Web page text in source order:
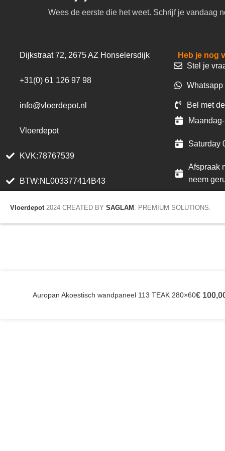
Wees de eerste die het weet. Schrijf je vandaag
Dijkstraat 72, 2675 AZ Honselersdijk
+31(0) 61 126 97 98
info@vloerdepot.nl
Vloerdepot
KVK:78767539
BTW:NL003377414B43
Heb je nog
Stel je
Bel met
Saturday
Afspraak
neem
Vloerdepot 2024 CREATED BY SAGLAM . PREMIUM SOLUTIONS.
Auropan Akoestisch wandpaneel 113 TEAK 280×60€